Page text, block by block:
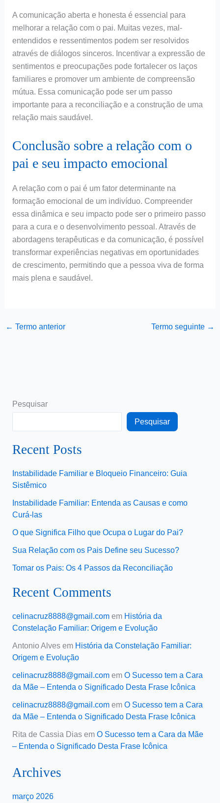
A comunicação aberta e honesta é essencial para
melhorar a relação com o pai. Muitas vezes, mal-
entendidos e ressentimentos podem ser resolvidos
através de diálogos sinceros. Incentivar a expressão de
sentimentos e preocupações pode fortalecer os laços
familiares e promover um ambiente de compreensão
mútua. Essa comunicação pode ser um passo
importante para a reconciliação e a construção de uma
relação mais saudável.
Conclusão sobre a relação com o
pai e seu impacto emocional
A relação com o pai é um fator determinante na
formação emocional de um indivíduo. Compreender
essa dinâmica e seu impacto pode ser o primeiro passo
para a cura e o desenvolvimento pessoal. Através de
abordagens terapêuticas e da comunicação, é possível
transformar experiências negativas em oportunidades
de crescimento, permitindo que a pessoa viva de forma
mais plena e saudável.
← Termo anterior Termo seguinte →
Pesquisar
Pesquisar
Recent Posts
Instabilidade Familiar e Bloqueio Financeiro: Guia
Sistêmico
Instabilidade Familiar: Entenda as Causas e como
Curá-las
O que Significa Filho que Ocupa o Lugar do Pai?
Sua Relação com os Pais Define seu Sucesso?
Tomar os Pais: Os 4 Passos da Reconciliação
Recent Comments
celinacruz8888@gmail.comem História da
Constelação Familiar: Origem e Evolução
Antonio Alvesem História da Constelação Familiar:
Origem e Evolução
celinacruz8888@gmail.comem O Sucesso tem a Cara
da Mãe – Entenda o Significado Desta Frase Icônica
celinacruz8888@gmail.comem O Sucesso tem a Cara
da Mãe – Entenda o Significado Desta Frase Icônica
Rita de Cassia Diasem O Sucesso tem a Cara da Mãe
– Entenda o Significado Desta Frase Icônica
Archives
março 2026